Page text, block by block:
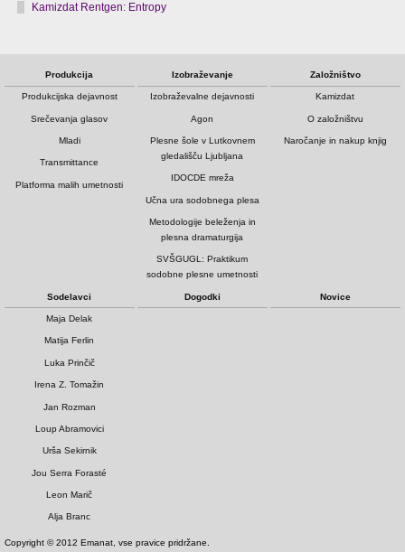
Kamizdat Rentgen: Entropy
Produkcija
Produkcijska dejavnost
Srečevanja glasov
Mladi
Transmittance
Platforma malih umetnosti
Izobraževanje
Izobraževalne dejavnosti
Agon
Plesne šole v Lutkovnem
gledališču Ljubljana
IDOCDE mreža
Učna ura sodobnega plesa
Metodologije beleženja in
plesna dramaturgija
SVŠGUGL: Praktikum
sodobne plesne umetnosti
Založništvo
Kamizdat
O založništvu
Naročanje in nakup knjig
Sodelavci
Maja Delak
Matija Ferlin
Luka Prinčič
Irena Z. Tomažin
Jan Rozman
Loup Abramovici
Urša Sekirnik
Jou Serra Forasté
Leon Marič
Alja Branc
Dogodki Novice
Copyright © 2012 Emanat, vse pravice pridržane.